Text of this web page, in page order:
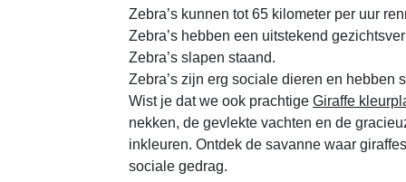
Zebra’s kunnen tot 65 kilometer per uur
Zebra’s hebben een uitstekend
Zebra’s slapen staand.
Zebra’s zijn erg sociale dieren en hebben
Wist je dat we ook prachtige Giraffe
nekken, de gevlekte vachten en de
inkleuren. Ontdek de savanne waar
sociale gedrag.